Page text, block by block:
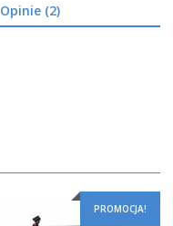
Opinie (2)
PROMOCJA!